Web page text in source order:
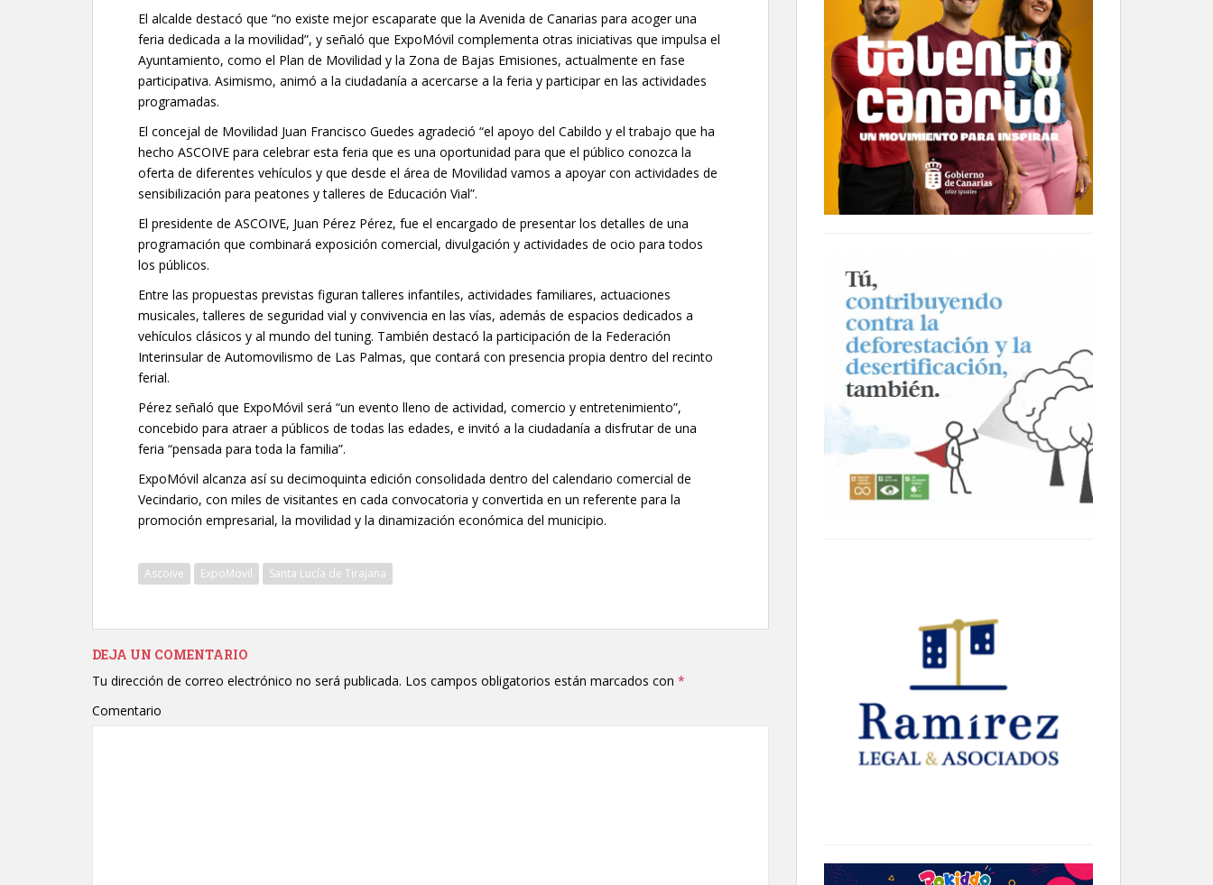
El alcalde destacó que “no existe mejor escaparate que la Avenida de Canarias para acoger una
feria dedicada a la movilidad”, y señaló que ExpoMóvil complementa otras iniciativas que impulsa el
Ayuntamiento, como el Plan de Movilidad y la Zona de Bajas Emisiones, actualmente en fase
participativa. Asimismo, animó a la ciudadanía a acercarse a la feria y participar en las actividades
programadas.
El concejal de Movilidad Juan Francisco Guedes agradeció “el apoyo del Cabildo y el trabajo que ha
hecho ASCOIVE para celebrar esta feria que es una oportunidad para que el público conozca la
oferta de diferentes vehículos y que desde el área de Movilidad vamos a apoyar con actividades de
sensibilización para peatones y talleres de Educación Vial”.
El presidente de ASCOIVE, Juan Pérez Pérez, fue el encargado de presentar los detalles de una
programación que combinará exposición comercial, divulgación y actividades de ocio para todos
los públicos.
Entre las propuestas previstas figuran talleres infantiles, actividades familiares, actuaciones
musicales, talleres de seguridad vial y convivencia en las vías, además de espacios dedicados a
vehículos clásicos y al mundo del tuning. También destacó la participación de la Federación
Interinsular de Automovilismo de Las Palmas, que contará con presencia propia dentro del recinto
ferial.
Pérez señaló que ExpoMóvil será “un evento lleno de actividad, comercio y entretenimiento”,
concebido para atraer a públicos de todas las edades, e invitó a la ciudadanía a disfrutar de una
feria “pensada para toda la familia”.
ExpoMóvil alcanza así su decimoquinta edición consolidada dentro del calendario comercial de
Vecindario, con miles de visitantes en cada convocatoria y convertida en un referente para la
promoción empresarial, la movilidad y la dinamización económica del municipio.
Ascoive ExpoMovil Santa Lucía de Tirajana
DEJA UN COMENTARIO
Tu dirección de correo electrónico no será publicada. Los campos obligatorios están marcados con *
Comentario